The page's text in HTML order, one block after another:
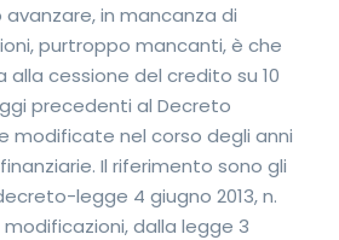
avanzare, in mancanza di
purtroppo mancanti, è che
alla cessione del credito su 10
precedenti al Decreto
modificate nel corso degli anni
Il riferimento sono gli
legge 4 giugno 2013, n.
dalla legge 3